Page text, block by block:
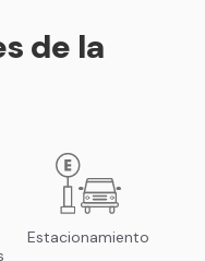
de la
Estacionamiento